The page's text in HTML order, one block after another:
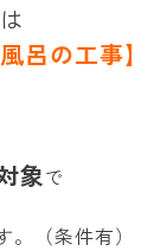
呂の工事】
象で
（条件有）